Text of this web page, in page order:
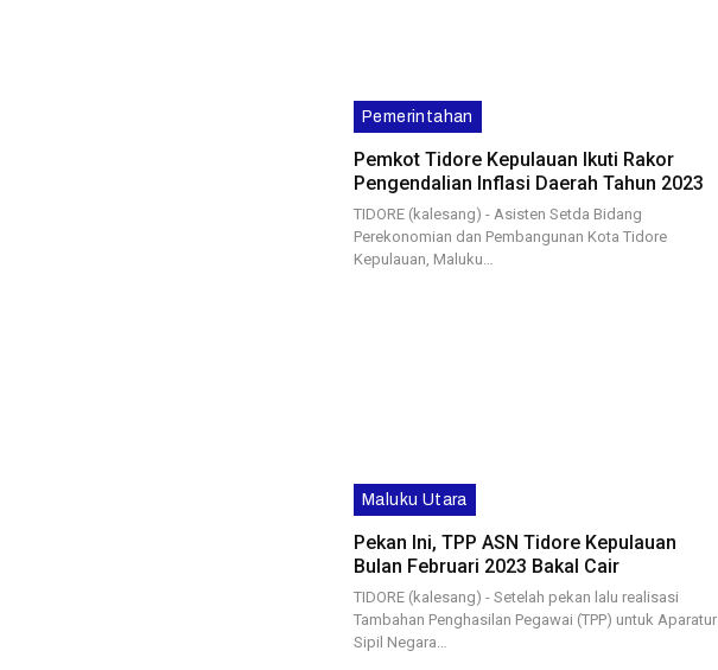
Pemerintahan
Pemkot Tidore Kepulauan Ikuti Rakor
Pengendalian Inflasi Daerah Tahun 2023
TIDORE (kalesang) - Asisten Setda Bidang
Perekonomian dan Pembangunan Kota Tidore
Kepulauan, Maluku…
Maluku Utara
Pekan Ini, TPP ASN Tidore Kepulauan
Bulan Februari 2023 Bakal Cair
TIDORE (kalesang) - Setelah pekan lalu realisasi
Tambahan Penghasilan Pegawai (TPP) untuk Aparatur
Sipil Negara…